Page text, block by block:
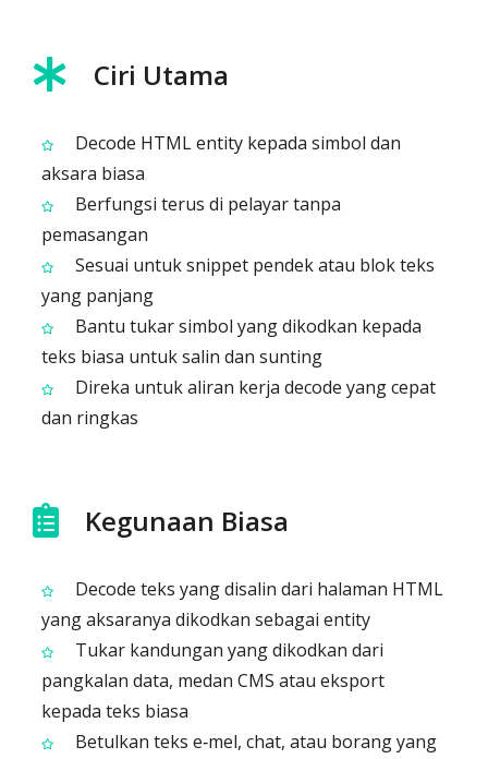
Ciri Utama
Decode HTML entity kepada simbol dan
aksara biasa
Berfungsi terus di pelayar tanpa
pemasangan
Sesuai untuk snippet pendek atau blok teks
yang panjang
Bantu tukar simbol yang dikodkan kepada
teks biasa untuk salin dan sunting
Direka untuk aliran kerja decode yang cepat
dan ringkas
Kegunaan Biasa
Decode teks yang disalin dari halaman HTML
yang aksaranya dikodkan sebagai entity
Tukar kandungan yang dikodkan dari
pangkalan data, medan CMS atau eksport
kepada teks biasa
Betulkan teks e‑mel, chat, atau borang yang